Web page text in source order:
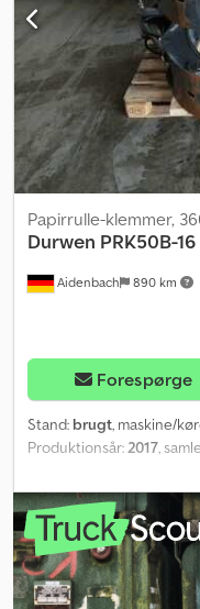
Aidenbach 890 km
Papirrulle-klemmer,
Durwen PRK50B-16
Forespørge
Stand: brugt, maskine/
Produktionsår:2017,
forbeholdes. Dkodsw Ay